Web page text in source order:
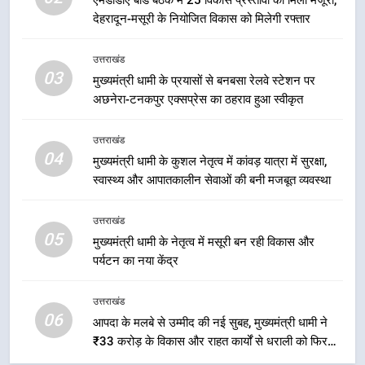
देहरादून-मसूरी के नियोजित विकास को मिलेगी रफ्तार
03
उत्तराखंड
मुख्यमंत्री धामी के प्रयासों से बनबसा रेलवे स्टेशन पर
अछनेरा-टनकपुर एक्सप्रेस का ठहराव हुआ स्वीकृत
04
उत्तराखंड
मुख्यमंत्री धामी के कुशल नेतृत्व में कांवड़ यात्रा में सुरक्षा,
स्वास्थ्य और आपातकालीन सेवाओं की बनी मजबूत व्यवस्था
05
उत्तराखंड
मुख्यमंत्री धामी के नेतृत्व में मसूरी बन रही विकास और
पर्यटन का नया केंद्र
06
उत्तराखंड
आपदा के मलबे से उम्मीद की नई सुबह, मुख्यमंत्री धामी ने
₹33 करोड़ के विकास और राहत कार्यों से धराली को फिर
खड़ा कर बनाया भरोसे का प्रतीक
हुआ मंथन
उत्तराखंड
2
एमडीडीए बोर्ड बैठक में 25 विकास प्रस्तावों
को मिली मंजूरी, देहरादून-मसूरी के
3
मुख्यमंत्री धामी के प्रयासों से बनबसा रेलवे
यात्रा में सुरक्षा, स्वास्थ्य और आपातकालीन
सेवाओं की बनी मजबूत व्यवस्था
उत्तराखंड